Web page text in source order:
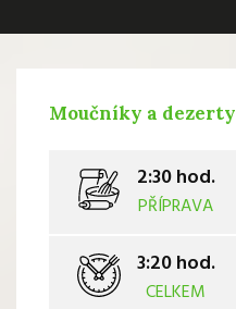
Moučníky a dezerty
2:30 hod.
PŘÍPRAVA
3:20 hod.
CELKEM